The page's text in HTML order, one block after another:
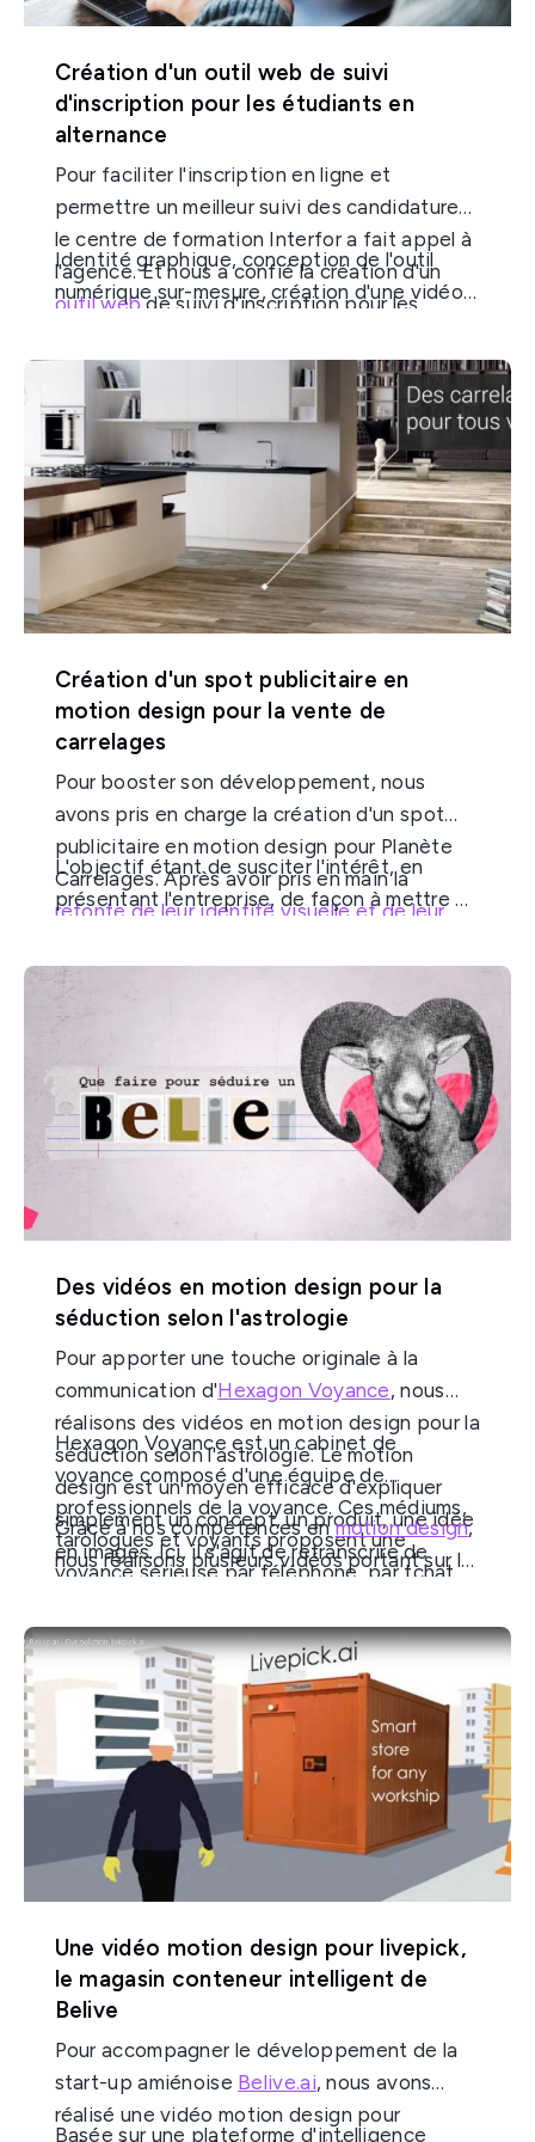
Création d'un outil web de suivi
d'inscription pour les étudiants en
alternance
Pour faciliter l'inscription en ligne et
permettre un meilleur suivi des candidatures,
le centre de formation Interfor a fait appel à
l'agence. Et nous a confié la création d'un
outil webde suivi d'inscription pour les
conçu une application web pour un
accompagnement personnalisé des
étudiants candidats aux formations en
alternance.
Identité graphique, conception de l'outil
numérique sur-mesure, création d'une vidéo
été pensé pour créer un outil de candidature
et d'admissibilité moderne, dynamique et
intuitif. Cet outil web facilite la relation entre
les étudiants et Interfor, tout en collant au
plus près d'une véritable relation humaine
grâce à un accompagnement vers
l'alternance personnalisé. Découvrez l'outil
numériqueMaxpour le suivi d'inscription au
centre de formation en alternance Interfor.
Création d'un spot publicitaire en
motion design pour la vente de
carrelages
Pour booster son développement, nous
avons pris en charge la création d'un spot
publicitaire en motion design pour Planète
Carrelages. Après avoir pris en main la
refonte de leur identité visuelle et de leur
carrelages nous a confié la réalisation d'une
vidéo publicitaire.
L'objectif étant de susciter l'intérêt, en
présentant l'entreprise, de façon à mettre en
vidéo promotionnelle devait attirer
l'entreprise. Nous avons donc imaginé et
conçu cette publicité vidéo dynamique pour
promouvoir l'entreprise Planète Carrelages.
Des vidéos en motion design pour la
séduction selon l'astrologie
Pour apporter une touche originale à la
communication d'Hexagon Voyance, nous
réalisons des vidéos en motion design pour la
séduction selon l'astrologie. Le motion
design est un moyen efficace d'expliquer
simplement un concept, un produit, une idée
en images. Ici, il s'agit de retranscrire de
façon animée l'art de bien séduire selon le
Hexagon Voyance est un cabinet de
voyance composé d'une équipe de
professionnels de la voyance. Ces médiums,
tarologues et voyants proposent une
voyance sérieuse par téléphone, par tchat
Grâce à nos compétences enmotion design,
nous réalisons plusieurs vidéos portant sur la
vidéos animées offrent un outil dynamique
pour expliquer de manière simple et claire
comment séduire un homme ou une femme
selon son signe astrologique. Il s'agit
d'une animation vidéo originale et unique
pour communiquer sur leurs réseaux sociaux
et apporter un contenu dynamique à leur
audience.
Une vidéo motion design pour livepick,
le magasin conteneur intelligent de
Belive
Pour accompagner le développement de la
start-up amiénoise Belive.ai, nous avons
réalisé une vidéo motion design pour
Basée sur une plateforme d'intelligence